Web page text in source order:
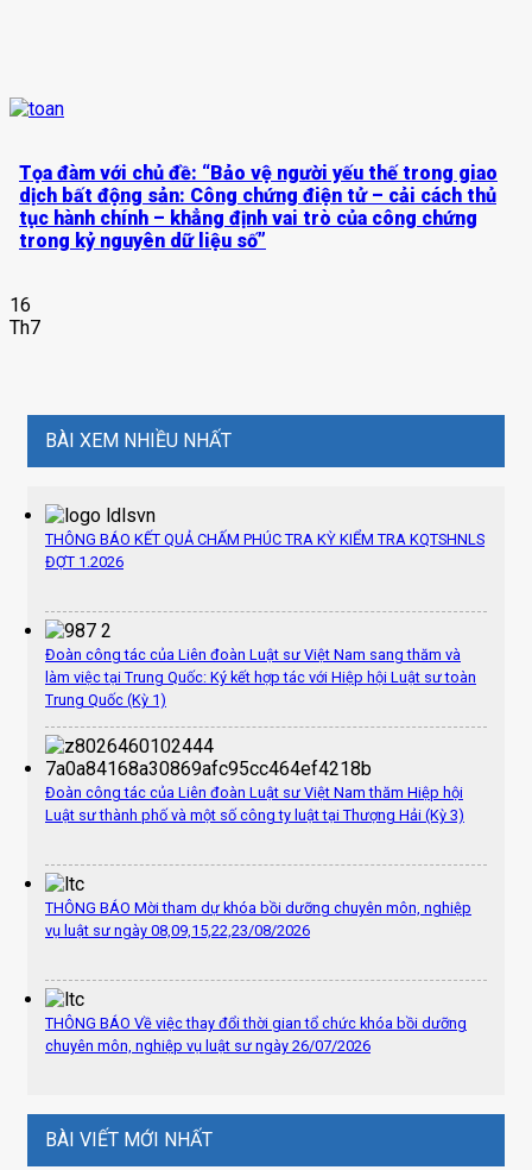
Tọa đàm với chủ đề: “Bảo vệ người yếu thế trong giao
dịch bất động sản: Công chứng điện tử – cải cách thủ
tục hành chính – khẳng định vai trò của công chứng
trong kỷ nguyên dữ liệu số”
16
Th7
BÀI XEM NHIỀU NHẤT
THÔNG BÁO KẾT QUẢ CHẤM PHÚC TRA KỲ KIỂM TRA KQTSHNLS
ĐỢT 1.2026
Đoàn công tác của Liên đoàn Luật sư Việt Nam sang thăm và
làm việc tại Trung Quốc: Ký kết hợp tác với Hiệp hội Luật sư toàn
Trung Quốc (Kỳ 1)
Đoàn công tác của Liên đoàn Luật sư Việt Nam thăm Hiệp hội
Luật sư thành phố và một số công ty luật tại Thượng Hải (Kỳ 3)
THÔNG BÁO Mời tham dự khóa bồi dưỡng chuyên môn, nghiệp
vụ luật sư ngày 08,09,15,22,23/08/2026
THÔNG BÁO Về việc thay đổi thời gian tổ chức khóa bồi dưỡng
chuyên môn, nghiệp vụ luật sư ngày 26/07/2026
BÀI VIẾT MỚI NHẤT